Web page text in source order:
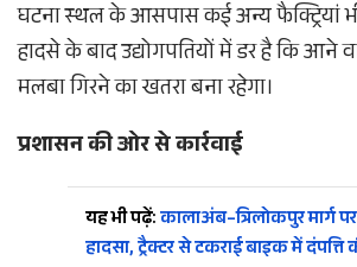
घटना स्थल के आसपास कई अन्य फैक्ट्रियां
हादसे के बाद उद्योगपतियों में डर है कि आने
मलबा गिरने का खतरा बना रहेगा।
प्रशासन की ओर से कार्रवाई
यह भी पढ़ें:कालाअंब–त्रिलोकपुर मार्ग
हादसा, ट्रैक्टर से टकराई बाइक में दंपत्ति